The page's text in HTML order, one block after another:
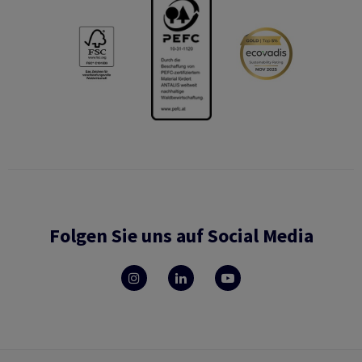
Folgen Sie uns auf Social Media